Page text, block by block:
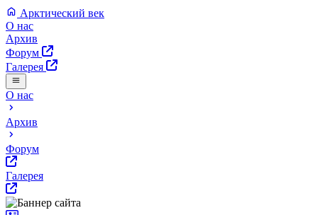
Арктический век
О нас
Архив
Форум
Галерея
О нас
Архив
Форум
Галерея